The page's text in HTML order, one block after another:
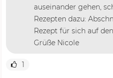
auseinander gehen,
Rezepten dazu:
Rezept für sich auf
Grüße Nicole
1